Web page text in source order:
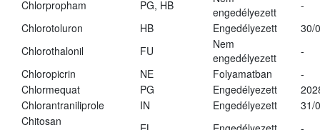
Chlorpropham
PG, HB
engedélyezett
-
Chlorotoluron
HB Engedélyezett
30/
Chlorothalonil
FU
Nem
engedélyezett
-
Chloropicrin
NE Folyamatban
-
Chlormequat
PG Engedélyezett
Chlorantraniliprole
IN Engedélyezett
31/
Chitosan